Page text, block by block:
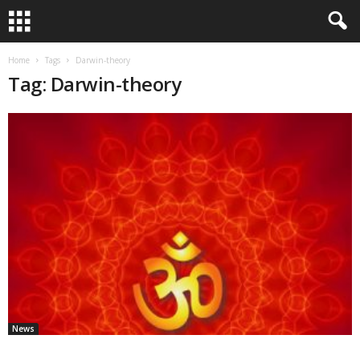
Home Tags Darwin-theory
Tag: Darwin-theory
News